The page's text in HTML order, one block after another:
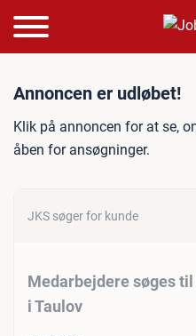
Annoncen er udløbet!
Klik på annoncen for at se,
åben for ansøgninger.
JKS søger for kunde
Medarbejdere søges
i Taulov